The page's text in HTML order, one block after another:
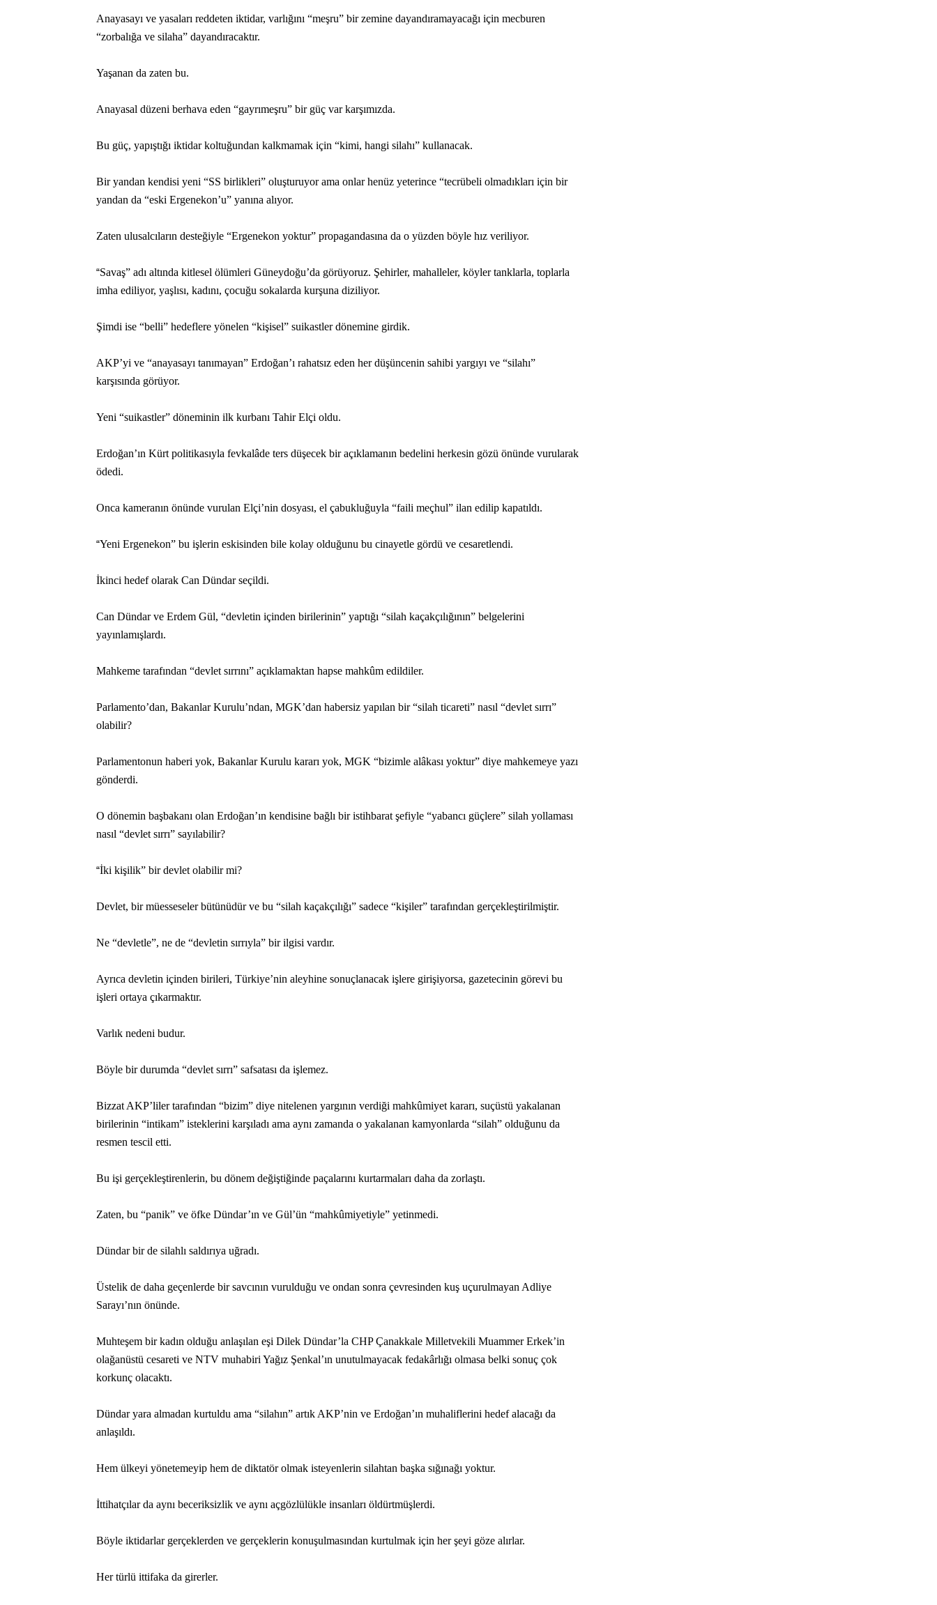
Anayasayı ve yasaları reddeten iktidar, varlığını “meşru” bir zemine dayandıramayacağı için mecburen
“zorbalığa ve silaha” dayandıracaktır.
Yaşanan da zaten bu.
Anayasal düzeni berhava eden “gayrımeşru” bir güç var karşımızda.
Bu güç, yapıştığı iktidar koltuğundan kalkmamak için “kimi, hangi silahı” kullanacak.
Bir yandan kendisi yeni “SS birlikleri” oluşturuyor ama onlar henüz yeterince “tecrübeli olmadıkları için bir
yandan da “eski Ergenekon’u” yanına alıyor.
Zaten ulusalcıların desteğiyle “Ergenekon yoktur” propagandasına da o yüzden böyle hız veriliyor.
“Savaş” adı altında kitlesel ölümleri Güneydoğu’da görüyoruz. Şehirler, mahalleler, köyler tanklarla, toplarla
imha ediliyor, yaşlısı, kadını, çocuğu sokalarda kurşuna diziliyor.
Şimdi ise “belli” hedeflere yönelen “kişisel” suikastler dönemine girdik.
AKP’yi ve “anayasayı tanımayan” Erdoğan’ı rahatsız eden her düşüncenin sahibi yargıyı ve “silahı”
karşısında görüyor.
Yeni “suikastler” döneminin ilk kurbanı Tahir Elçi oldu.
Erdoğan’ın Kürt politikasıyla fevkalâde ters düşecek bir açıklamanın bedelini herkesin gözü önünde vurularak
ödedi.
Onca kameranın önünde vurulan Elçi’nin dosyası, el çabukluğuyla “faili meçhul” ilan edilip kapatıldı.
“Yeni Ergenekon” bu işlerin eskisinden bile kolay olduğunu bu cinayetle gördü ve cesaretlendi.
İkinci hedef olarak Can Dündar seçildi.
Can Dündar ve Erdem Gül, “devletin içinden birilerinin” yaptığı “silah kaçakçılığının” belgelerini
yayınlamışlardı.
Mahkeme tarafından “devlet sırrını” açıklamaktan hapse mahkûm edildiler.
Parlamento’dan, Bakanlar Kurulu’ndan, MGK’dan habersiz yapılan bir “silah ticareti” nasıl “devlet sırrı”
olabilir?
Parlamentonun haberi yok, Bakanlar Kurulu kararı yok, MGK “bizimle alâkası yoktur” diye mahkemeye yazı
gönderdi.
O dönemin başbakanı olan Erdoğan’ın kendisine bağlı bir istihbarat şefiyle “yabancı güçlere” silah yollaması
nasıl “devlet sırrı” sayılabilir?
“İki kişilik” bir devlet olabilir mi?
Devlet, bir müesseseler bütünüdür ve bu “silah kaçakçılığı” sadece “kişiler” tarafından gerçekleştirilmiştir.
Ne “devletle”, ne de “devletin sırrıyla” bir ilgisi vardır.
Ayrıca devletin içinden birileri, Türkiye’nin aleyhine sonuçlanacak işlere girişiyorsa, gazetecinin görevi bu
işleri ortaya çıkarmaktır.
Varlık nedeni budur.
Böyle bir durumda “devlet sırrı” safsatası da işlemez.
Bizzat AKP’liler tarafından “bizim” diye nitelenen yargının verdiği mahkûmiyet kararı, suçüstü yakalanan
birilerinin “intikam” isteklerini karşıladı ama aynı zamanda o yakalanan kamyonlarda “silah” olduğunu da
resmen tescil etti.
Bu işi gerçekleştirenlerin, bu dönem değiştiğinde paçalarını kurtarmaları daha da zorlaştı.
Zaten, bu “panik” ve öfke Dündar’ın ve Gül’ün “mahkûmiyetiyle” yetinmedi.
Dündar bir de silahlı saldırıya uğradı.
Üstelik de daha geçenlerde bir savcının vurulduğu ve ondan sonra çevresinden kuş uçurulmayan Adliye
Sarayı’nın önünde.
Muhteşem bir kadın olduğu anlaşılan eşi Dilek Dündar’la CHP Çanakkale Milletvekili Muammer Erkek’in
olağanüstü cesareti ve NTV muhabiri Yağız Şenkal’ın unutulmayacak fedakârlığı olmasa belki sonuç çok
korkunç olacaktı.
Dündar yara almadan kurtuldu ama “silahın” artık AKP’nin ve Erdoğan’ın muhaliflerini hedef alacağı da
anlaşıldı.
Hem ülkeyi yönetemeyip hem de diktatör olmak isteyenlerin silahtan başka sığınağı yoktur.
İttihatçılar da aynı beceriksizlik ve aynı açgözlülükle insanları öldürtmüşlerdi.
Böyle iktidarlar gerçeklerden ve gerçeklerin konuşulmasından kurtulmak için her şeyi göze alırlar.
Her türlü ittifaka da girerler.